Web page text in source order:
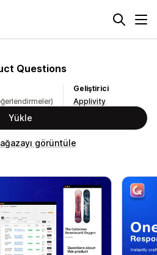
Questions
Geliştirici
Applivity
Yükle
görüntüle